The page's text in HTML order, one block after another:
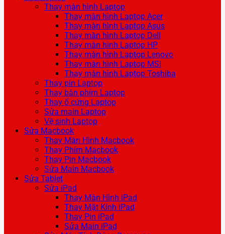
Thay màn hình Laptop
Thay màn hình Laptop Acer
Thay màn hình Laptop Asus
Thay màn hình Laptop Dell
Thay màn hình Laptop HP
Thay màn hình Laptop Lenovo
Thay màn hình Laptop MSI
Thay màn hình Laptop Toshiba
Thay pin Laptop
Thay bàn phím Laptop
Thay ổ cứng Laptop
Sửa main Laptop
Vệ sinh Laptop
Sửa Macbook
Thay Màn Hình Macbook
Thay Phím Macbook
Thay Pin Macbook
Sửa Main Macbook
Sửa Tablet
Sửa iPad
Thay Màn Hình iPad
Thay Mặt Kính iPad
Thay Pin iPad
Sửa Main iPad